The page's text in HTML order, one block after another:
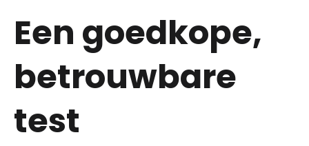
Een goedkope,
betrouwbare
test